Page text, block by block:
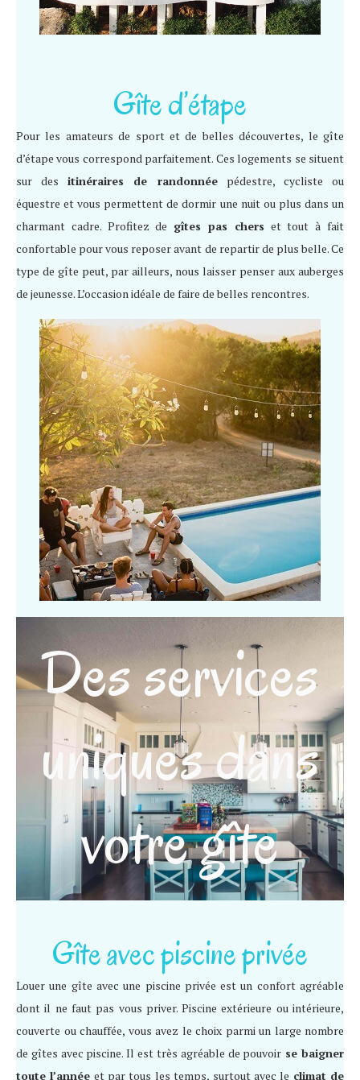
Gîte d’étape
Pour les amateurs de sport et de belles découvertes, le gîte
d’étape vous correspond parfaitement. Ces logements se situent
sur desitinéraires de randonnéepédestre, cycliste ou
équestre et vous permettent de dormir une nuit ou plus dans un
charmant cadre. Profitez de gîtes pas chers et tout à fait
confortable pour vous reposer avant de repartir de plus belle. Ce
type de gîte peut, par ailleurs, nous laisser penser aux auberges
de jeunesse. L’occasion idéale de faire de belles rencontres.
Des services
uniques dans
votre gîte
Gîte avec piscine privée
Louer une gîte avec une piscine privée est un confort agréable
dont il ne faut pas vous priver. Piscine extérieure ou intérieure,
couverte ou chauffée, vous avez le choix parmi un large nombre
de gîtes avec piscine. Il est très agréable de pouvoir se baigner
toute l’année et par tous les temps, surtout avec le climat de